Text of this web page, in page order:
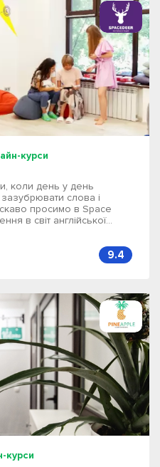
курси
коли день у день
слова і
просимо в Space
в світ англійської...
9.4
курси